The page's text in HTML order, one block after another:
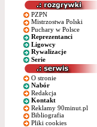
PZPN
Mistrzostwa Polski
Puchary w Polsce
Reprezentanci
Ligowcy
Rywalizacje
Serie
O stronie
Nabór
Redakcja
Kontakt
Reklamy 90minut.pl
Bibliografia
Pliki cookies